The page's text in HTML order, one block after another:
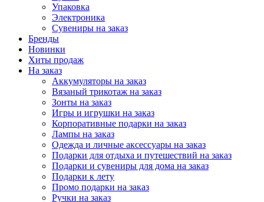
Упаковка
Электроника
Сувениры на заказ
Бренды
Новинки
Хиты продаж
На заказ
Аккумуляторы на заказ
Вязаный трикотаж на заказ
Зонты на заказ
Игры и игрушки на заказ
Корпоративные подарки на заказ
Лампы на заказ
Одежда и личные аксессуары на заказ
Подарки для отдыха и путешествий на заказ
Подарки и сувениры для дома на заказ
Подарки к лету
Промо подарки на заказ
Ручки на заказ